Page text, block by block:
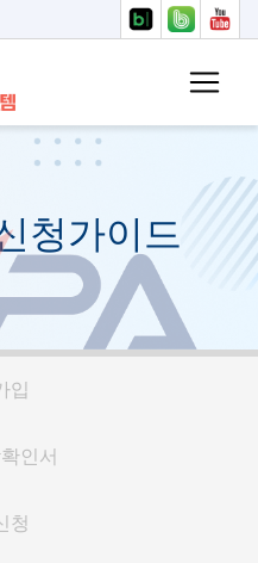
청가이드
입
인서
청